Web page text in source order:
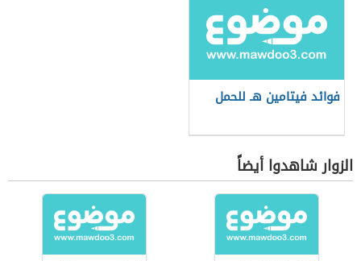
فوائد فيتامين هـ للحمل
الزوار شاهدوا أيضاً